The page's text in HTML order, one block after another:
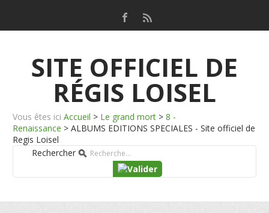
SITE OFFICIEL DE
RÉGIS LOISEL
Vous êtes ici Accueil > Le grand mort > 8 -
Renaissance > ALBUMS EDITIONS SPECIALES - Site officiel de
Regis Loisel
Rechercher